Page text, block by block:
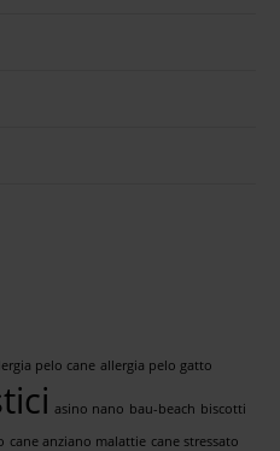
pelo cane allergia pelo gatto
asino nano bau-beach biscotti
cane anziano malattie cane stressato